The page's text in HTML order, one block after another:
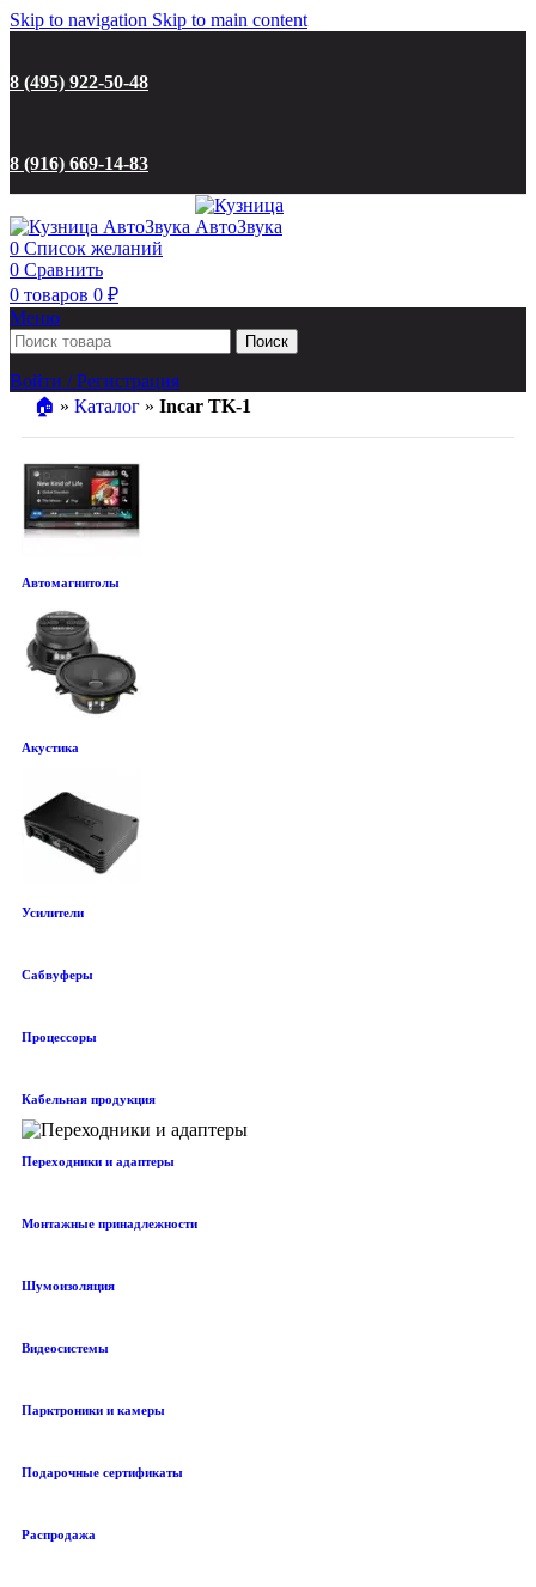
Skip to navigation Skip to main content
8 (495) 922-50-48
8 (916) 669-14-83
0 Список желаний
0 Сравнить
0 товаров 0 ₽
Меню
Поиск
Войти / Регистрация
🏠︎ » Каталог » Incar TK-1
Автомагнитолы
Акустика
Усилители
Сабвуферы
Процессоры
Кабельная продукция
Переходники и адаптеры
Монтажные принадлежности
Шумоизоляция
Видеосистемы
Парктроники и камеры
Подарочные сертификаты
Распродажа